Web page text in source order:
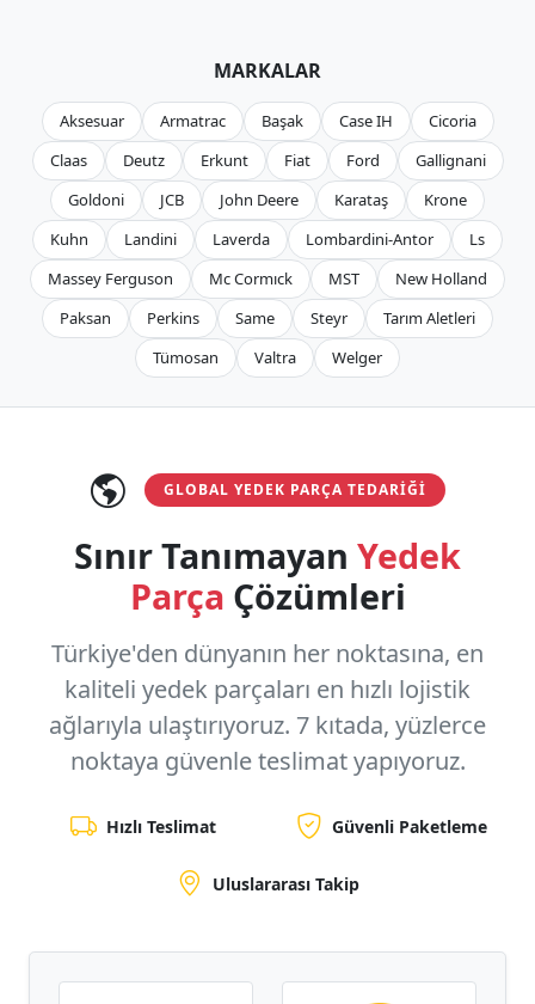
MARKALAR
Aksesuar Armatrac Başak Case IH
Cicoria
Claas
Deutz Erkunt Fiat Ford
Gallignani
Goldoni
JCB John Deere Karataş
Krone
Kuhn
Landini Laverda Lombardini-Antor
Ls
Massey Ferguson
Mc Cormıck MST
New Holland
Paksan
Perkins Same Steyr
Tarım Aletleri
Tümosan
Valtra Welger
GLOBAL YEDEK PARÇA TEDARIĞI
Sınır Tanımayan Yedek
Parça Çözümleri
Türkiye'den dünyanın her noktasına, en
kaliteli yedek parçaları en hızlı lojistik
ağlarıyla ulaştırıyoruz. 7 kıtada, yüzlerce
noktaya güvenle teslimat yapıyoruz.
Hızlı Teslimat Güvenli Paketleme
Uluslararası Takip